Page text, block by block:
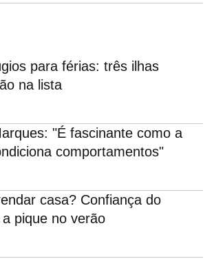
para férias: três ilhas
na lista
"É fascinante como a
comportamentos"
casa? Confiança do
pique no verão